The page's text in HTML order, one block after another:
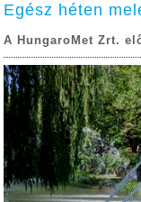
Egész héten
A HungaroMet Zrt.